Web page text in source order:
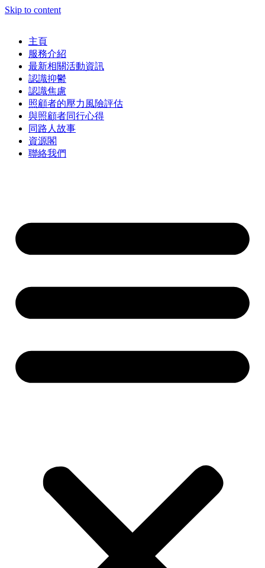
Skip to content
主頁
服務介紹
最新相關活動資訊
認識抑鬱
認識焦慮
照顧者的壓力風險評估
與照顧者同行心得
同路人故事
資源閣
聯絡我們